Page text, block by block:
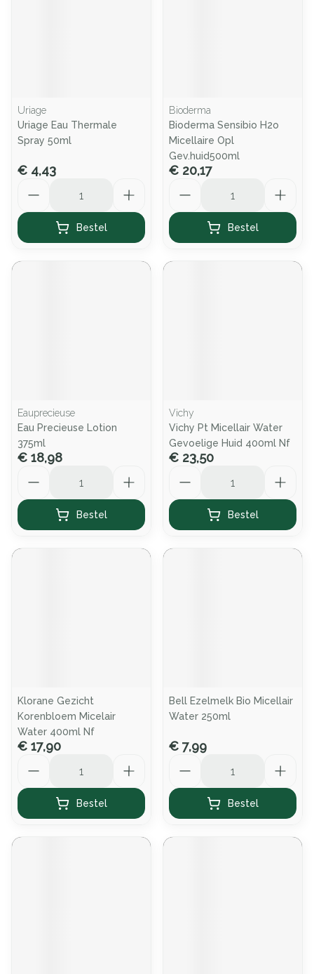
Uriage
Uriage Eau Thermale
Spray 50ml
€ 4,43
Bestel
Bioderma
Bioderma Sensibio H2o
Micellaire Opl
Gev.huid500ml
€ 20,17
Bestel
Eauprecieuse
Eau Precieuse Lotion
375ml
€ 18,98
Bestel
Vichy
Vichy Pt Micellair Water
Gevoelige Huid 400ml Nf
€ 23,50
Bestel
Klorane Gezicht
Korenbloem Micelair
Water 400ml Nf
€ 17,90
Bestel
Bell Ezelmelk Bio Micellair
Water 250ml
€ 7,99
Bestel